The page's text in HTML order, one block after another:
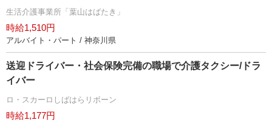
生活介護事業所「葉山はばたき」
時給1,510円
アルバイト・パート / 神奈川県
送迎ドライバー・社会保険完備の職場で介護タクシー/ドラ
イバー
ロ・スカーロしばはらリボーン
時給1,177円